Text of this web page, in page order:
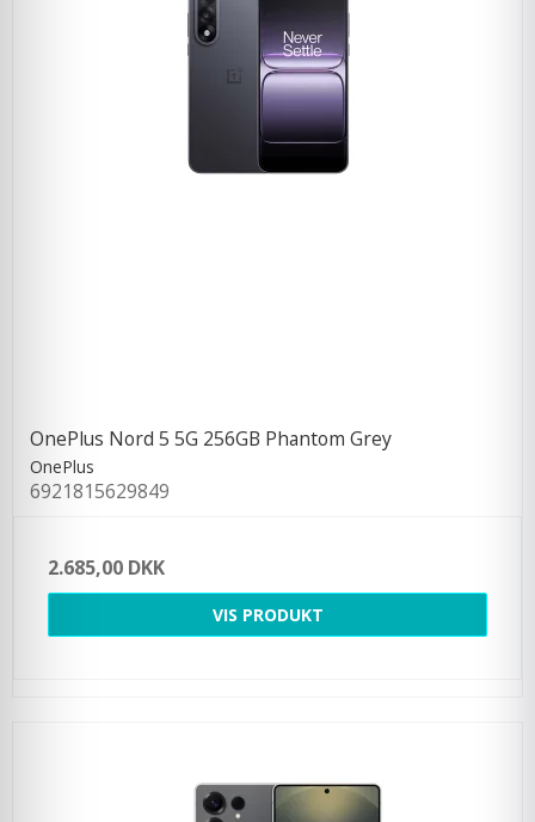
OnePlus Nord 5 5G 256GB Phantom Grey
OnePlus
6921815629849
2.685,00 DKK
VIS PRODUKT